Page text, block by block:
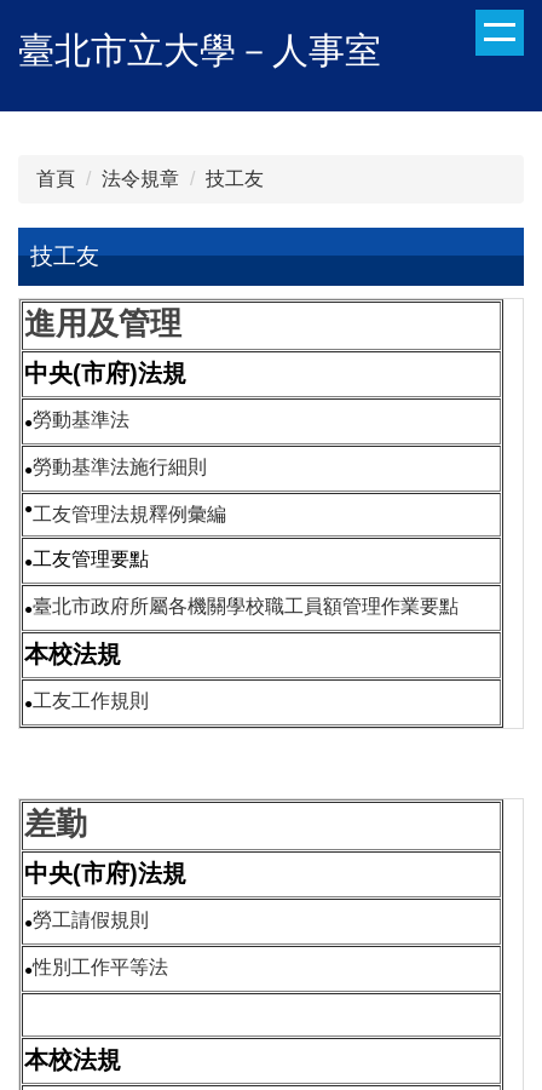
到
臺北市立大學－人事室
首頁 法令規章 技工友
技工友
進用及管理
中央(市府)法規
●勞動基準法
●勞動基準法施行細則
●工友管理法規釋例彙編
●工友管理要點
●臺北市政府所屬各機關學校職工員額管理作業要點
本校法規
●工友工作規則
差勤
中央(市府)法規
●勞工請假規則
●性別工作平等法
本校法規